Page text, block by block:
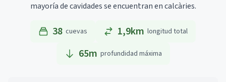
mayoría de cavidades se encuentran en calcàries.
38 cuevas 1,9km longitud total
65m profundidad máxima